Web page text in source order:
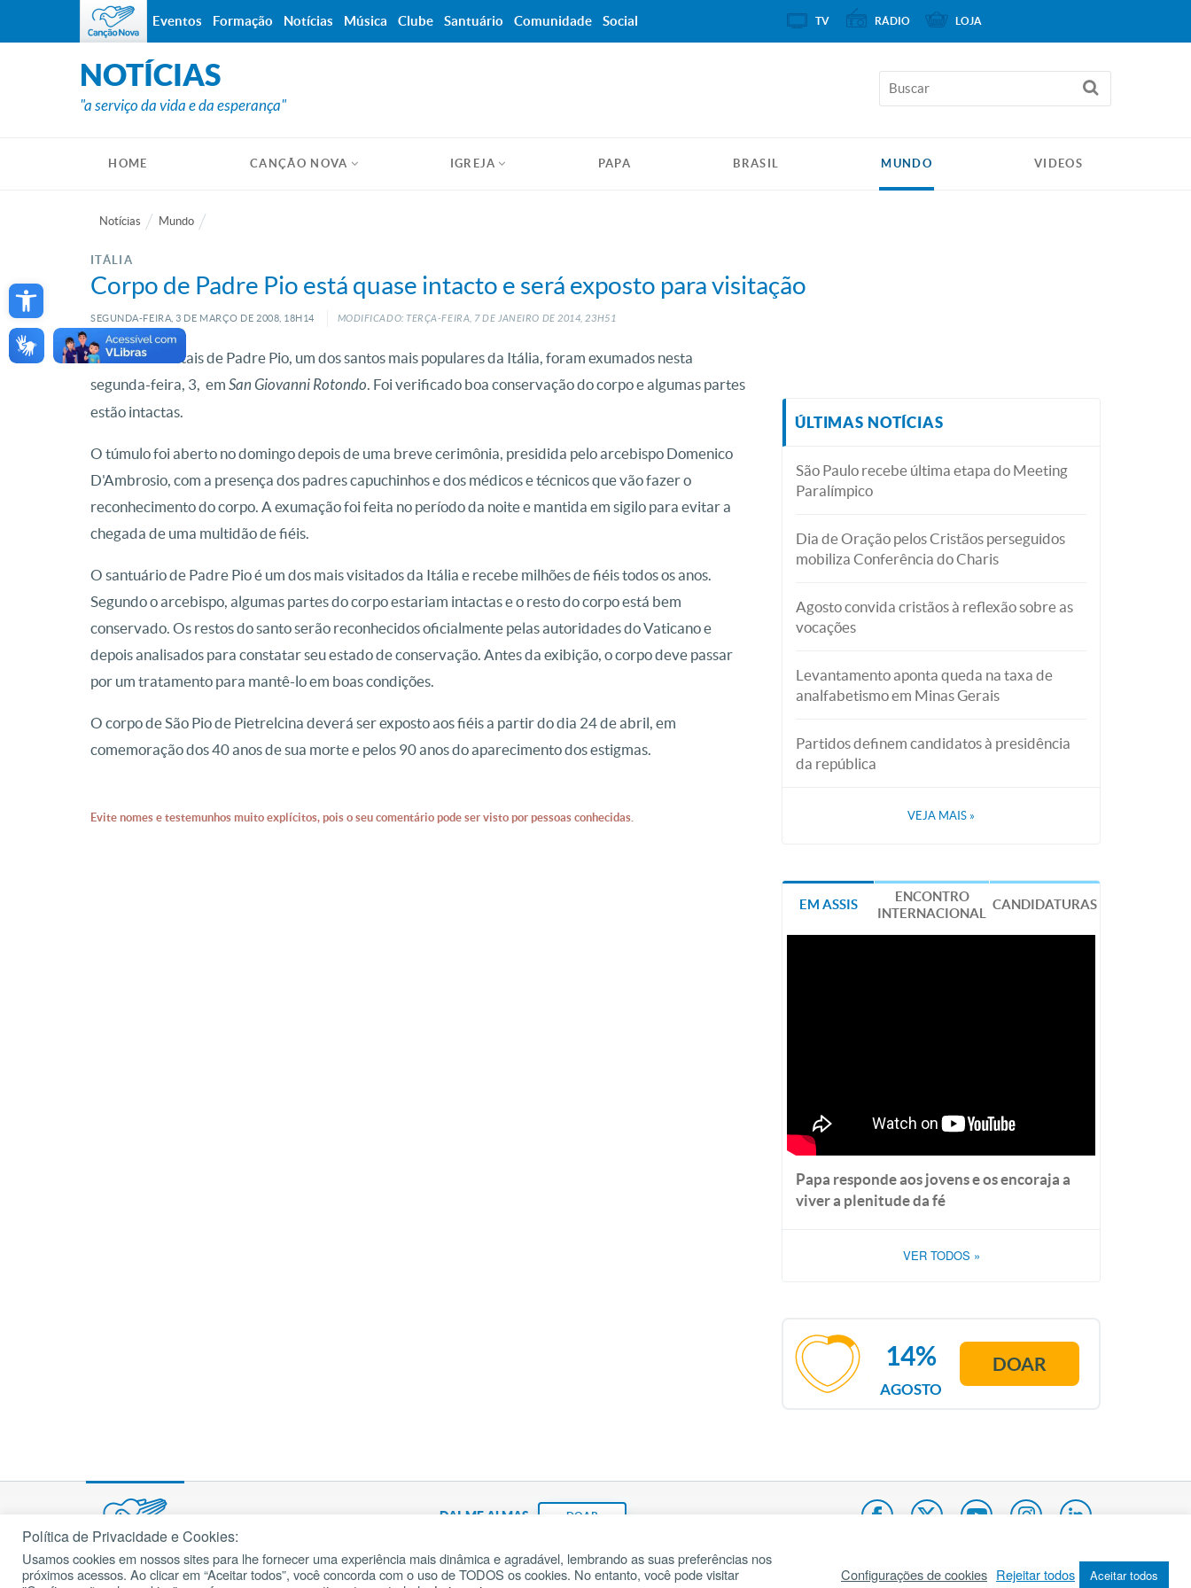
Open toolbar
NOTÍCIAS
"a serviço da vida e da esperança"
HOME CANÇÃO NOVA IGREJA PAPA BRASIL MUNDO VIDEOS
Notícias Mundo
ITÁLIA
Corpo de Padre Pio está quase intacto e será exposto para visitação
SEGUNDA-FEIRA, 3 DE MARÇO DE 2008, 18H14 MODIFICADO: TERÇA-FEIRA, 7DEJANEIRO DE2014, 23H51
Os restos mortais de Padre Pio, um dos santos mais populares da Itália, foram exumados nesta
segunda-feira, 3, em San Giovanni Rotondo. Foi verificado boa conservação do corpo e algumas partes
estão intactas.
O túmulo foi aberto no domingo depois de uma breve cerimônia, presidida pelo arcebispo Domenico
D'Ambrosio, com a presença dos padres capuchinhos e dos médicos e técnicos que vão fazer o
reconhecimento do corpo. A exumação foi feita no período da noite e mantida em sigilo para evitar a
chegada de uma multidão de fiéis.
O santuário de Padre Pio é um dos mais visitados da Itália e recebe milhões de fiéis todos os anos.
Segundo o arcebispo, algumas partes do corpo estariam intactas e o resto do corpo está bem
conservado. Os restos do santo serão reconhecidos oficialmente pelas autoridades do Vaticano e
depois analisados para constatar seu estado de conservação. Antes da exibição, o corpo deve passar
por um tratamento para mantê-lo em boas condições.
O corpo de São Pio de Pietrelcina deverá ser exposto aos fiéis a partir do dia 24 de abril, em
comemoração dos 40 anos de sua morte e pelos 90 anos do aparecimento dos estigmas.
Evite nomes e testemunhos muito explícitos, pois o seu comentário pode ser visto por pessoas conhecidas.
ÚLTIMAS NOTÍCIAS
São Paulo recebe última etapa do Meeting
Paralímpico
Dia de Oração pelos Cristãos perseguidos
mobiliza Conferência do Charis
Agosto convida cristãos à reflexão sobre as
vocações
Levantamento aponta queda na taxa de
analfabetismo em Minas Gerais
Partidos definem candidatos à presidência
da república
VEJA MAIS »
EM ASSIS
ENCONTRO
INTERNACIONAL
CANDIDATURAS
Papa responde aos jovens e os encoraja a
viver a plenitude da fé
VER TODOS »
AGOSTO
14% DOAR
Eventos Formação Notícias Música Clube Santuário Comunidade Social TV RÁDIO LOJA
DAI-ME ALMAS DOAR
Fundação João Paulo II Pedido de Oração Mapa do site Internacional
cancaonova.com© 2002 – 2026
Todos os direitos reservados.
Política de Privacidade e Cookies:
Usamos cookies em nossos sites para lhe fornecer uma experiência mais dinâmica e agradável, lembrando as suas preferências nos
próximos acessos. Ao clicar em “Aceitar todos”, você concorda com o uso de TODOS os cookies. No entanto, você pode visitar
Configurações de cookies Rejeitar todos Aceitar todos